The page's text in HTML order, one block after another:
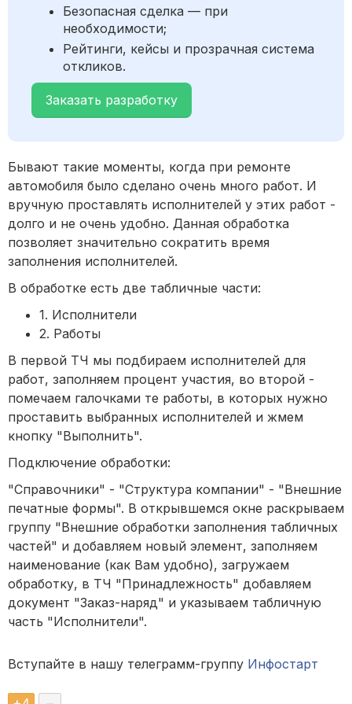
Безопасная сделка — при
необходимости;
Рейтинги, кейсы и прозрачная система
откликов.
Заказать разработку
Бывают такие моменты, когда при ремонте
автомобиля было сделано очень много работ. И
вручную проставлять исполнителей у этих работ -
долго и не очень удобно. Данная обработка
позволяет значительно сократить время
заполнения исполнителей.
В обработке есть две табличные части:
1. Исполнители
2. Работы
В первой ТЧ мы подбираем исполнителей для
работ, заполняем процент участия, во второй -
помечаем галочками те работы, в которых нужно
проставить выбранных исполнителей и жмем
кнопку "Выполнить".
Подключение обработки:
"Справочники" - "Структура компании" - "Внешние
печатные формы". В открывшемся окне раскрываем
группу "Внешние обработки заполнения табличных
частей" и добавляем новый элемент, заполняем
наименование (как Вам удобно), загружаем
обработку, в ТЧ "Принадлежность" добавляем
документ "Заказ-наряд" и указываем табличную
часть "Исполнители".
Вступайте в нашу телеграмм-группу Инфостарт